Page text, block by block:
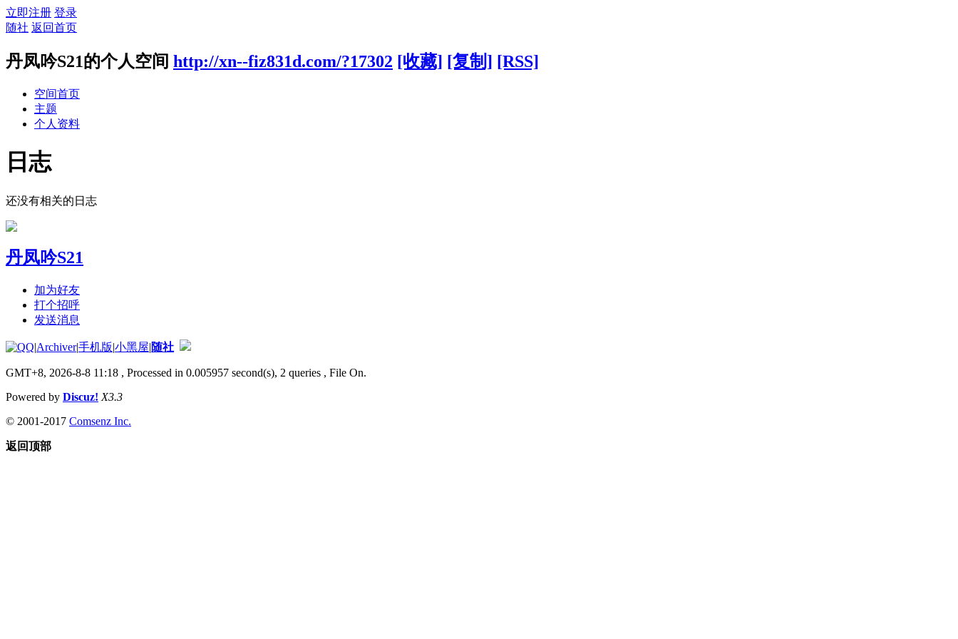
立即注册 登录
随社 返回首页
丹凤吟S21的个人空间 http://xn--fiz831d.com/?17302 [收藏] [复制] [RSS]
空间首页
主题
个人资料
日志
还没有相关的日志
丹凤吟S21
加为好友
打个招呼
发送消息
|Archiver|手机版|小黑屋|随社
GMT+8, 2026-8-8 11:18 , Processed in 0.005957 second(s), 2 queries , File On.
Powered by Discuz! X3.3
© 2001-2017 Comsenz Inc.
返回顶部